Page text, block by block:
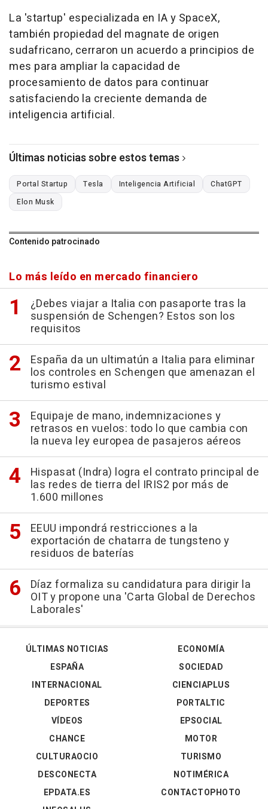
La 'startup' especializada en IA y SpaceX,
también propiedad del magnate de origen
sudafricano, cerraron un acuerdo a principios de
mes para ampliar la capacidad de
procesamiento de datos para continuar
satisfaciendo la creciente demanda de
inteligencia artificial.
Últimas noticias sobre estos temas
Portal Startup Tesla Inteligencia Artificial
ChatGPT
Elon Musk
Contenido patrocinado
Lo más leído en mercado financiero
¿Debes viajar a Italia con pasaporte tras la
suspensión de Schengen? Estos son los
requisitos
España da un ultimatún a Italia para eliminar
los controles en Schengen que amenazan el
turismo estival
Equipaje de mano, indemnizaciones y
retrasos en vuelos: todo lo que cambia con
la nueva ley europea de pasajeros aéreos
Hispasat (Indra) logra el contrato principal de
las redes de tierra del IRIS2 por más de
1.600 millones
EEUU impondrá restricciones a la
exportación de chatarra de tungsteno y
residuos de baterías
Díaz formaliza su candidatura para dirigir la
OIT y propone una 'Carta Global de Derechos
Laborales'
ÚLTIMAS NOTICIAS
ESPAÑA
INTERNACIONAL
DEPORTES
VÍDEOS
ECONOMÍA
SOCIEDAD
CIENCIAPLUS
PORTALTIC
EPSOCIAL
CHANCE
CULTURAOCIO
DESCONECTA
EPDATA.ES
MOTOR
TURISMO
NOTIMÉRICA
CONTACTOPHOTO